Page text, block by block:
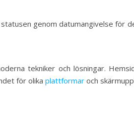
genom datumangivelse för
tekniker och lösningar.
för olika plattformar och